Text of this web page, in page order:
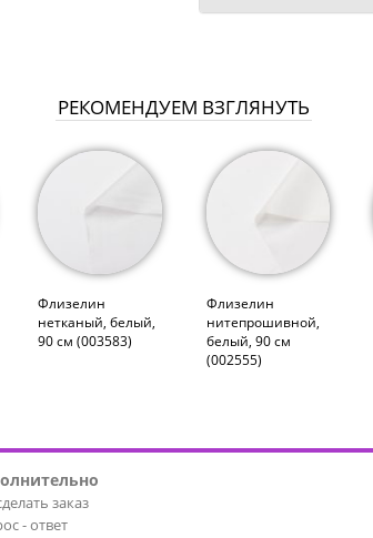
РЕКОМЕНДУЕМ ВЗГЛЯНУТЬ
Флизелин
нетканый, белый,
90 см (003583)
Флизелин
нитепрошивной,
белый, 90 см
(002555)
заказ
- ответ